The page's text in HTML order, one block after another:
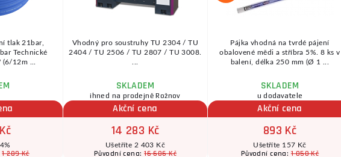
tlak 21bar,
Technické
12m ...
1 289 Kč
Vhodný pro soustruhy TU 2304 / TU
2404 / TU 2506 / TU 2807 / TU 3008.
SKLADEM
ihned na prodejně Rožnov
Akční cena
14 283 Kč
Ušetříte 2 403 Kč
Původní cena:16 686 Kč
Pájka vhodná na tvrdé pájení
obalovené mědi a stříbra 5%. 8 ks v
balení, délka 250 mm (Ø 1 ...
SKLADEM
u dodavatele
Akční cena
893 Kč
Ušetříte 157 Kč
Původní cena:1 050 Kč